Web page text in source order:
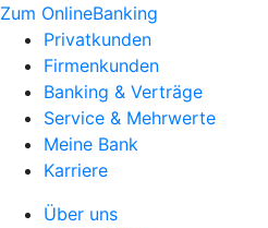
Zum OnlineBanking
Privatkunden
Firmenkunden
Banking & Verträge
Service & Mehrwerte
Meine Bank
Karriere
Über uns